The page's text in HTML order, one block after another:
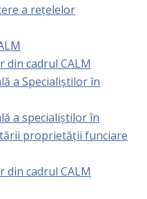
a rețelelor
din cadrul CALM
a Specialiștilor în
a specialiştilor în
proprietăţii funciare
din cadrul CALM